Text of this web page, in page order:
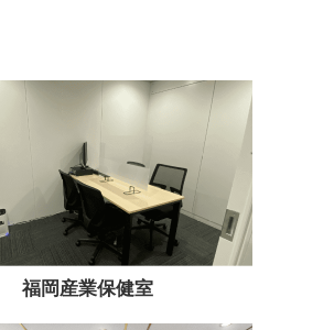
福岡産業保健室